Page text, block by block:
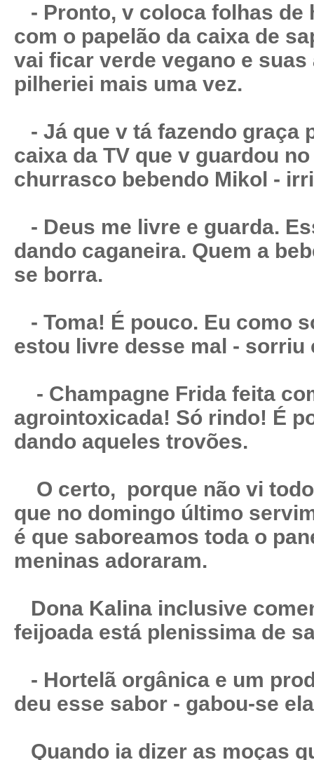
- Pronto, v coloca folhas de
com o papelão da caixa de
vai ficar verde vegano e
pilheriei mais uma vez.
- Já que v tá fazendo graça
caixa da TV que v guardou
churrasco bebendo Mikol -
- Deus me livre e guarda.
dando caganeira. Quem a
se borra.
- Toma! É pouco. Eu como
estou livre desse mal - sorriu
- Champagne Frida feita
agrointoxicada! Só rindo! É
dando aqueles trovões.
O certo, porque não vi
que no domingo último
é que saboreamos toda o
meninas adoraram.
Dona Kalina inclusive
feijoada está plenissima de
- Hortelã orgânica e um
deu esse sabor - gabou-se
Quando ia dizer as moças